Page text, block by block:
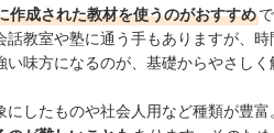
作成された教材を使うのがおすすめ
教室や塾に通う手もありますが、
味方になるのが、基礎からやさしく
したものや社会人用など種類が豊富